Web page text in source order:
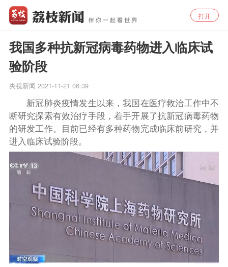
打开
我国多种抗新冠病毒药物进入临床试
验阶段
央视新闻 2021-11-21 06:39
新冠肺炎疫情发生以来，我国在医疗救治工作中不
断研究探索有效治疗手段，着手开展了抗新冠病毒药物
的研发工作。目前已经有多种药物完成临床前研究，并
进入临床试验阶段。